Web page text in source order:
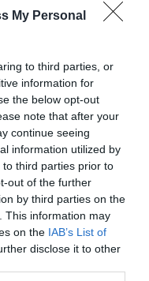
My Personal
to third parties, or
information for
the below opt-out
note that after your
continue seeing
information utilized by
third parties prior to
out of the further
by third parties on the
This information may
on the IAB’s List of
disclose it to other
–
δικογραφία